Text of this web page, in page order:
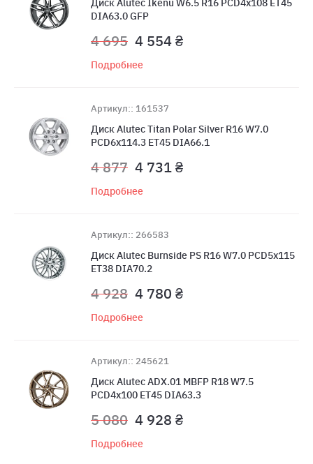
Диск Alutec Ikenu W6.5 R16 PCD4x108 ET45
DIA63.0 GFP
4 695 4 554 ₴
Подробнее
Артикул:: 161537
Диск Alutec Titan Polar Silver R16 W7.0
PCD6x114.3 ET45 DIA66.1
4 877 4 731 ₴
Подробнее
Артикул:: 266583
Диск Alutec Burnside PS R16 W7.0 PCD5x115
ET38 DIA70.2
4 928 4 780 ₴
Подробнее
Артикул:: 245621
Диск Alutec ADX.01 MBFP R18 W7.5
PCD4x100 ET45 DIA63.3
5 080 4 928 ₴
Подробнее